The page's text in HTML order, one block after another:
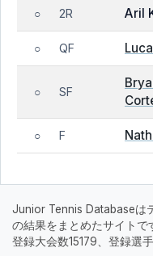
○ 2R Aril
○ QF
○ SF
○ F
Junior Tennis Databaseは
の結果をまとめたサイトで
登録大会数15179、登録選